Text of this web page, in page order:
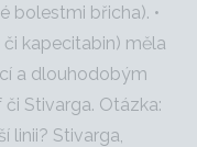
bolestmi břicha). •
kapecitabin) měla
a dlouhodobým
Stivarga. Otázka:
linii? Stivarga,